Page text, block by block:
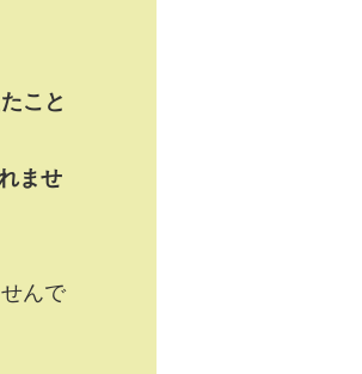
こと
ませ
んで